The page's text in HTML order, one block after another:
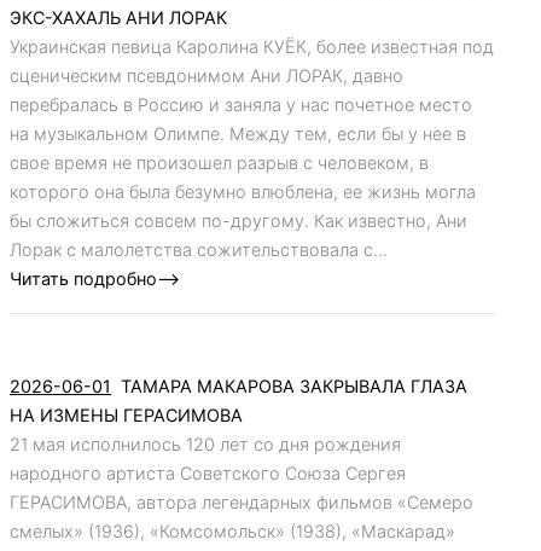
ЭКС-ХАХАЛЬ АНИ ЛОРАК
Украинская певица Каролина КУЁК, более известная под
сценическим псевдонимом Ани ЛОРАК, давно
перебралась в Россию и заняла у нас почетное место
на музыкальном Олимпе. Между тем, если бы у нее в
свое время не произошел разрыв с человеком, в
которого она была безумно влюблена, ее жизнь могла
бы сложиться совсем по-другому. Как известно, Ани
Лорак с малолетства сожительствовала с...
Читать подробно-->
2026-06-01 ТАМАРА МАКАРОВА ЗАКРЫВАЛА ГЛАЗА
НА ИЗМЕНЫ ГЕРАСИМОВА
21 мая исполнилось 120 лет со дня рождения
народного артиста Советского Союза Сергея
ГЕРАСИМОВА, автора легендарных фильмов «Семеро
смелых» (1936), «Комсомольск» (1938), «Маскарад»